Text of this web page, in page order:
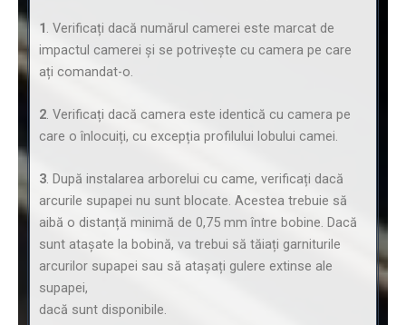
1. Verificați dacă numărul camerei este marcat de
impactul camerei și se potrivește cu camera pe care
ați comandat-o.
2. Verificați dacă camera este identică cu camera pe
care o înlocuiți, cu excepția profilului lobului camei.
3. După instalarea arborelui cu came, verificați dacă
arcurile supapei nu sunt blocate. Acestea trebuie să
aibă o distanță minimă de 0,75 mm între bobine. Dacă
sunt atașate la bobină, va trebui să tăiați garniturile
arcurilor supapei sau să atașați gulere extinse ale
supapei,
dacă sunt disponibile.